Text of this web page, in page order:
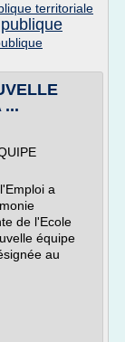
territoriale
...
a
de l'Ecole
équipe
au